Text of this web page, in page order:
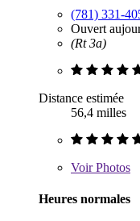
(781) 331-
Ouvert
(Rt 3a)
Distance estimée
56,4 milles
VoirPhotos
Heures normales